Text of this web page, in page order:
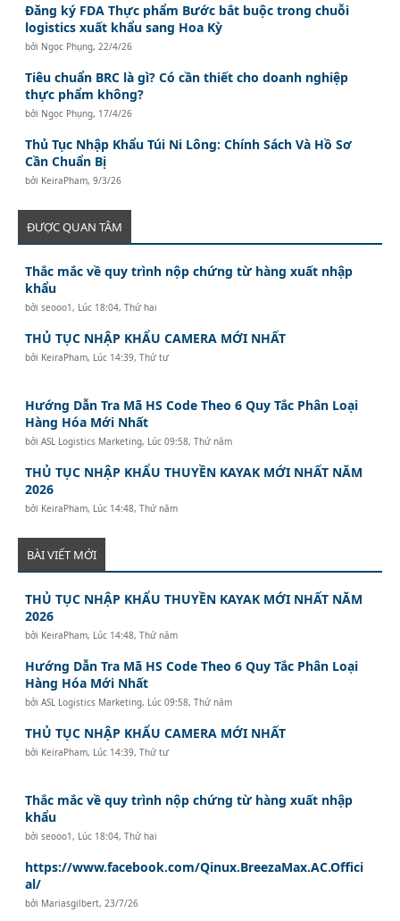
Đăng ký FDA Thực phẩm Bước bắt buộc trong chuỗi
logistics xuất khẩu sang Hoa Kỳ
bởi Ngọc Phụng,22/4/26
Tiêu chuẩn BRC là gì? Có cần thiết cho doanh nghiệp
thực phẩm không?
bởi Ngọc Phụng, 17/4/26
Thủ Tục Nhập Khẩu Túi Ni Lông: Chính Sách Và Hồ Sơ
Cần Chuẩn Bị
bởi KeiraPham,9/3/26
ĐƯỢC QUAN TÂM
Thắc mắc về quy trình nộp chứng từ hàng xuất nhập
khẩu
bởiseooo1, Lúc 18:04, Thứ hai
THỦ TỤC NHẬP KHẨU CAMERA MỚI NHẤT
bởi KeiraPham, Lúc 14:39, Thứ tư
Hướng Dẫn Tra Mã HS Code Theo 6 Quy Tắc Phân Loại
Hàng Hóa Mới Nhất
bởiASL Logistics Marketing, Lúc 09:58, Thứ năm
THỦ TỤC NHẬP KHẨU THUYỀN KAYAK MỚI NHẤT NĂM
2026
bởi KeiraPham, Lúc 14:48, Thứ năm
BÀI VIẾT MỚI
THỦ TỤC NHẬP KHẨU THUYỀN KAYAK MỚI NHẤT NĂM
2026
bởi KeiraPham, Lúc 14:48, Thứ năm
Hướng Dẫn Tra Mã HS Code Theo 6 Quy Tắc Phân Loại
Hàng Hóa Mới Nhất
bởiASL Logistics Marketing, Lúc 09:58, Thứ năm
THỦ TỤC NHẬP KHẨU CAMERA MỚI NHẤT
bởi KeiraPham, Lúc 14:39, Thứ tư
Thắc mắc về quy trình nộp chứng từ hàng xuất nhập
khẩu
bởiseooo1, Lúc 18:04, Thứ hai
https://www.facebook.com/Qinux.BreezaMax.AC.Offici
al/
bởi Mariasgilbert,23/7/26